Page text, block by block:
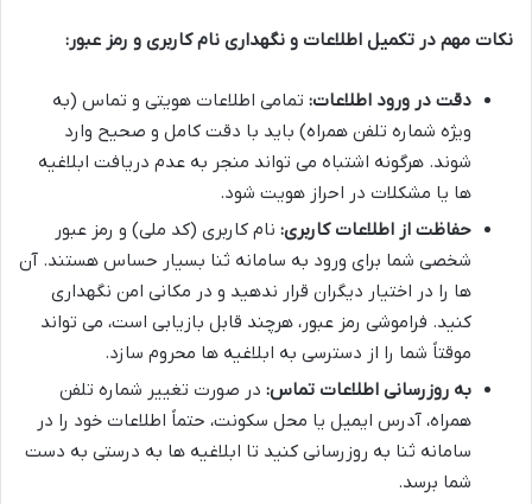
نکات مهم در تکمیل اطلاعات و نگهداری نام کاربری و رمز عبور:
دقت در ورود اطلاعات: تمامی اطلاعات هویتی و تماس (به
ویژه شماره تلفن همراه) باید با دقت کامل و صحیح وارد
شوند. هرگونه اشتباه می تواند منجر به عدم دریافت ابلاغیه
ها یا مشکلات در احراز هویت شود.
حفاظت از اطلاعات کاربری: نام کاربری (کد ملی) و رمز عبور
شخصی شما برای ورود به سامانه ثنا بسیار حساس هستند. آن
ها را در اختیار دیگران قرار ندهید و در مکانی امن نگهداری
کنید. فراموشی رمز عبور، هرچند قابل بازیابی است، می تواند
موقتاً شما را از دسترسی به ابلاغیه ها محروم سازد.
به روزرسانی اطلاعات تماس: در صورت تغییر شماره تلفن
همراه، آدرس ایمیل یا محل سکونت، حتماً اطلاعات خود را در
سامانه ثنا به روزرسانی کنید تا ابلاغیه ها به درستی به دست
شما برسد.